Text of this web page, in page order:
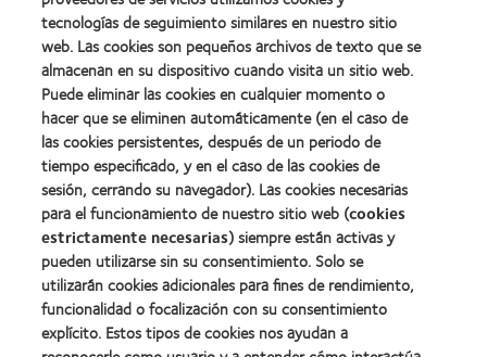
Premio
Manufacturing
Leadership
100
(ML
100)
(2012)
Premio
internacional
REBRAND
100®
(2012)
Learn
more
about
Premio
de
la
Industria
de
la
BCLA
Nuestros productos
tecnologías de seguimiento similares en nuestro sitio
web. Las cookies son pequeños archivos de texto que se
almacenan en su dispositivo cuando visita un sitio web.
Puede eliminar las cookies en cualquier momento o
hacer que se eliminen automáticamente (en el caso de
las cookies persistentes, después de un periodo de
tiempo especificado, y en el caso de las cookies de
sesión, cerrando su navegador). Las cookies necesarias
para el funcionamiento de nuestro sitio web (cookies
estrictamente necesarias) siempre están activas y
pueden utilizarse sin su consentimiento. Solo se
utilizarán cookies adicionales para fines de rendimiento,
funcionalidad o focalización con su consentimiento
explícito. Estos tipos de cookies nos ayudan a